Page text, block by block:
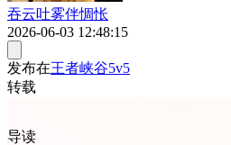
吞云吐雾伴惆怅
2026-06-03 12:48:15
发布在王者峡谷5v5
转载
导读